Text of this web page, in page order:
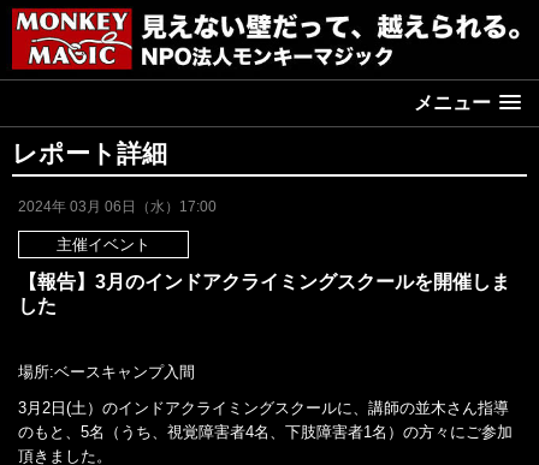
メニュー
レポート詳細
2024年 03月 06日（水）17:00
主催イベント
【報告】3月のインドアクライミングスクールを開催しま
した
場所:ベースキャンプ入間
3月2日(土）のインドアクライミングスクールに、講師の並木さん指導
のもと、5名（うち、視覚障害者4名、下肢障害者1名）の方々にご参加
頂きました。